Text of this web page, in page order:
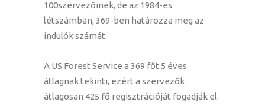
100szervezőinek, de az 1984-es
létszámban, 369-ben határozza meg az
indulók számát.
A US Forest Service a 369 főt 5 éves
átlagnak tekinti, ezért a szervezők
átlagosan 425 fő regisztrációját fogadják el.